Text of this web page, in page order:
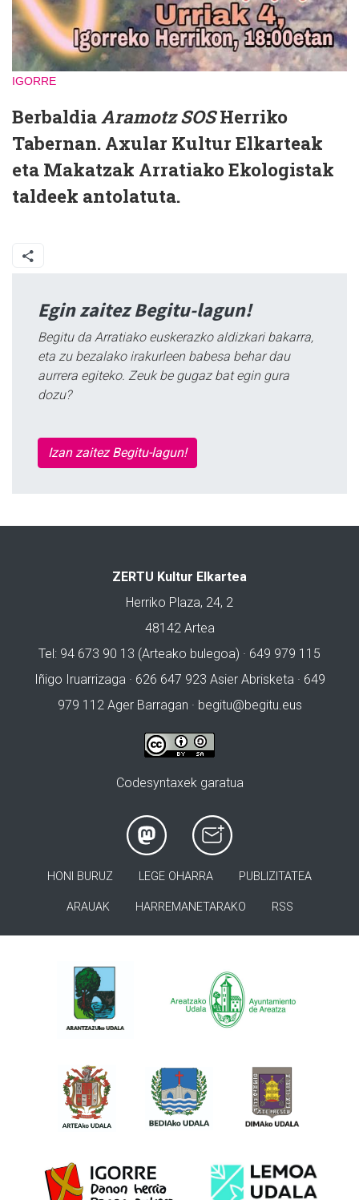
IGORRE
BerbaldiaAramotz SOSHerriko
Tabernan. Axular Kultur Elkarteak
eta Makatzak Arratiako Ekologistak
taldeek antolatuta.
Egin zaitez Begitu-lagun!
Begitu da Arratiako euskerazko aldizkari bakarra,
eta zu bezalako irakurleen babesa behar dau
aurrera egiteko. Zeuk be gugaz bat egin gura
dozu?
Izan zaitez Begitu-lagun!
ZERTU Kultur Elkartea
Herriko Plaza, 24, 2
48142 Artea
Tel: 94 673 90 13 (Arteako bulegoa) · 649 979 115
Iñigo Iruarrizaga · 626 647 923 Asier Abrisketa · 649
979 112 Ager Barragan · begitu@begitu.eus
Codesyntaxek garatua
HONI BURUZ LEGE OHARRA PUBLIZITATEA
ARAUAK HARREMANETARAKO RSS